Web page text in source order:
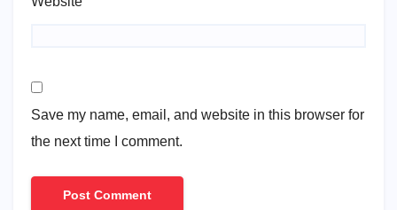
Save my name, email, and website in this browser for
the next time I comment.